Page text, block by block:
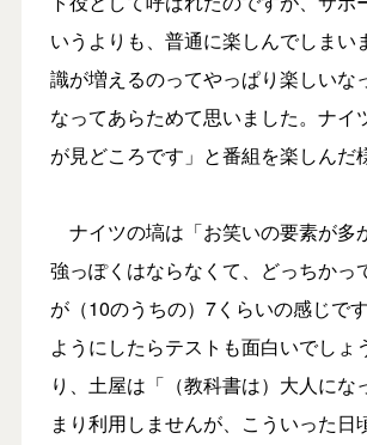
いうよりも、普通に楽しんでしま
識が増えるのってやっぱり楽しいな
なってあらためて思いました。ナイ
が見どころです」と番組を楽しんだ
ナイツの塙は「お笑いの要素が多
強っぽくはならなくて、どっちかっ
が（10のうちの）7くらいの感じで
ようにしたらテストも面白いでしょ
り、土屋は「（教科書は）大人にな
まり利用しませんが、こういった日